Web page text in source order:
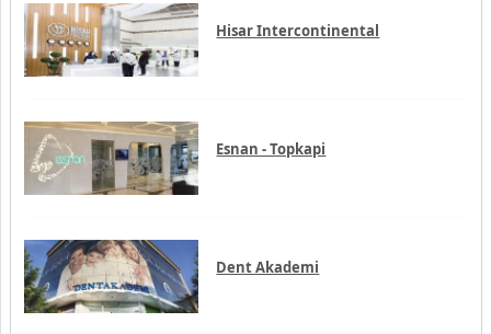
Hisar Intercontinental
Esnan - Topkapi
Dent Akademi